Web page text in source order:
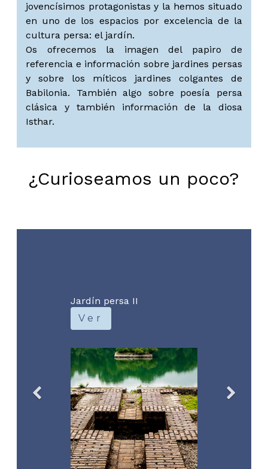
jovencísimos protagonistas y la hemos situado
en uno de los espacios por excelencia de la
cultura persa: el jardín.
Os ofrecemos la imagen del papiro de
referencia e información sobre jardines persas
y sobre los míticos jardines colgantes de
Babilonia. También algo sobre poesía persa
clásica y también información de la diosa
Isthar.
¿Curioseamos un poco?
Jardín persa II
Ver